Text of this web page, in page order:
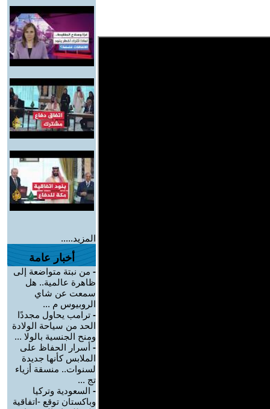
المزيد.....
أخبار عامة
- من نبتة متواضعة إلى
ظاهرة عالمية.. هل
سمعت عن شاي
الروبيوس م ...
- ترامب يحاول مجددًا
الحد من سياحة الولادة
ومنح الجنسية بالولا ...
- أسرار الحفاظ على
الملابس كأنها جديدة
لسنوات.. منسقة أزياء
تج ...
- السعودية وتركيا
وباكستان توقع -اتفاقية